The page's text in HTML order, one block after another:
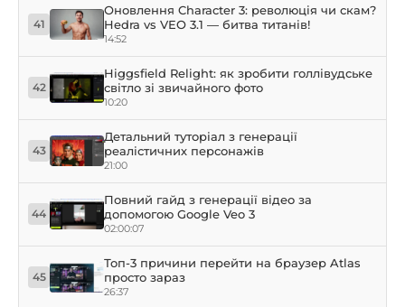
41
Оновлення Character 3: революція чи скам?
Hedra vs VEO 3.1 — битва титанів!
14:52
42
Higgsfield Relight: як зробити голлівудське
світло зі звичайного фото
10:20
43
Детальний туторіал з генерації
реалістичних персонажів
21:00
44
Повний гайд з генерації відео за
допомогою Google Veo 3
02:00:07
45
Топ-3 причини перейти на браузер Atlas
просто зараз
26:37